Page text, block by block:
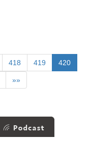
418 419 420
»»